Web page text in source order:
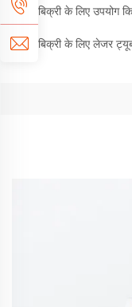
बिक्री के लिए उपयोग
बिक्री के लिए लेजर